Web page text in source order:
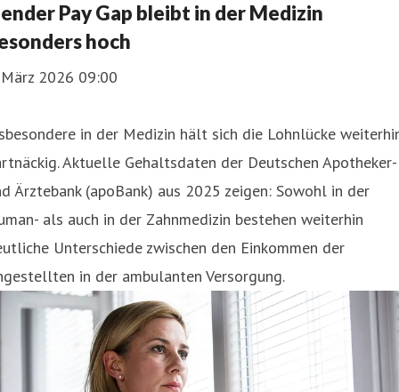
Pay Gap bleibt in der Medizin
hoch
2026 09:00
in der Medizin hält sich die Lohnlücke
Aktuelle Gehaltsdaten der Deutschen Apotheker-
Ärztebank (apoBank) aus 2025 zeigen: Sowohl in der
als auch in der Zahnmedizin bestehen weiterhin
Unterschiede zwischen den Einkommen der
in der ambulanten Versorgung.